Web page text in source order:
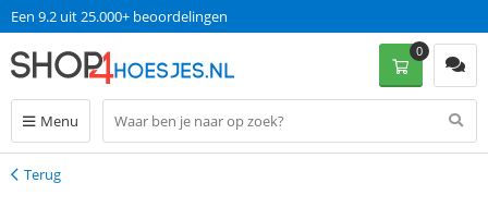
Een 9.2 uit 25.000+ beoordelingen
Menu
0
Terug
Terug